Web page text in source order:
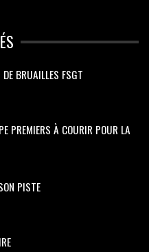
BRUAILLES FSGT
PREMIERS À COURIR POUR LA
PISTE